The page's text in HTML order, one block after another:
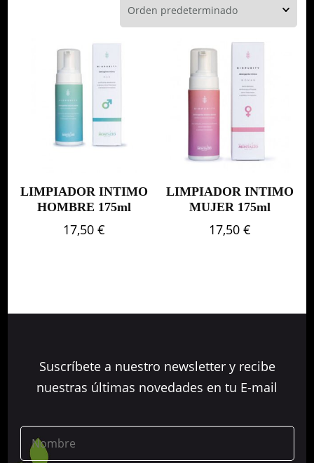
LIMPIADOR INTIMO
HOMBRE 175ml
17,50 €
LIMPIADOR INTIMO
MUJER 175ml
17,50€
Suscríbete a nuestro newsletter y recibe
nuestras últimas novedades en tu E-mail